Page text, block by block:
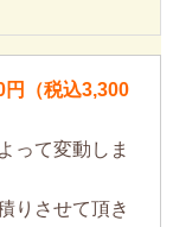
（税込3,300
って変動しま
りさせて頂き